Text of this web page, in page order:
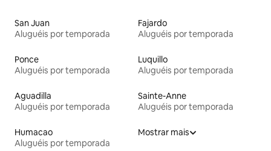
San Juan
Aluguéis por temporada
Fajardo
Aluguéis por temporada
Ponce
Aluguéis por temporada
Luquillo
Aluguéis por temporada
Aguadilla
Aluguéis por temporada
Sainte-Anne
Aluguéis por temporada
Humacao
Aluguéis por temporada
Mostrar mais